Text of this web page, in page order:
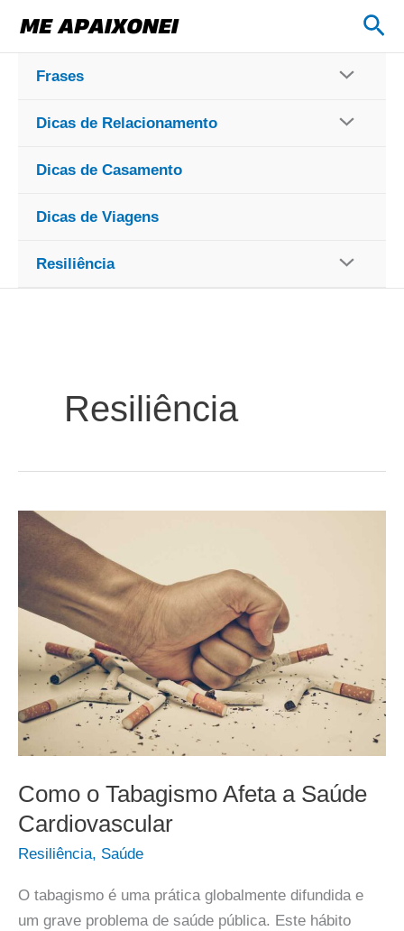
para
conteúdo
Frases
Dicas de Relacionamento
Dicas de Casamento
Dicas de Viagens
Resiliência
Resiliência
Como o Tabagismo Afeta a Saúde
Cardiovascular
Resiliência, Saúde
O tabagismo é uma prática globalmente difundida e
um grave problema de saúde pública. Este hábito